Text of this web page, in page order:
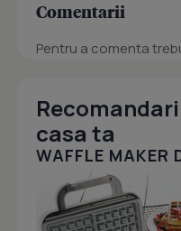
Comentarii
Pentru a comenta
casa ta
WAFFLE MAKER